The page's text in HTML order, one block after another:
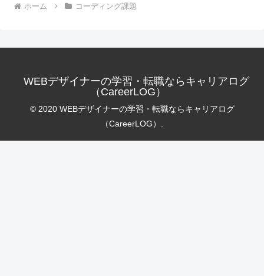
ホーム コーディング課題
WEBデザイナーの学習・転職ならキャリアログ
（CareerLOG）
© 2020 WEBデザイナーの学習・転職ならキャリアログ
（CareerLOG）.